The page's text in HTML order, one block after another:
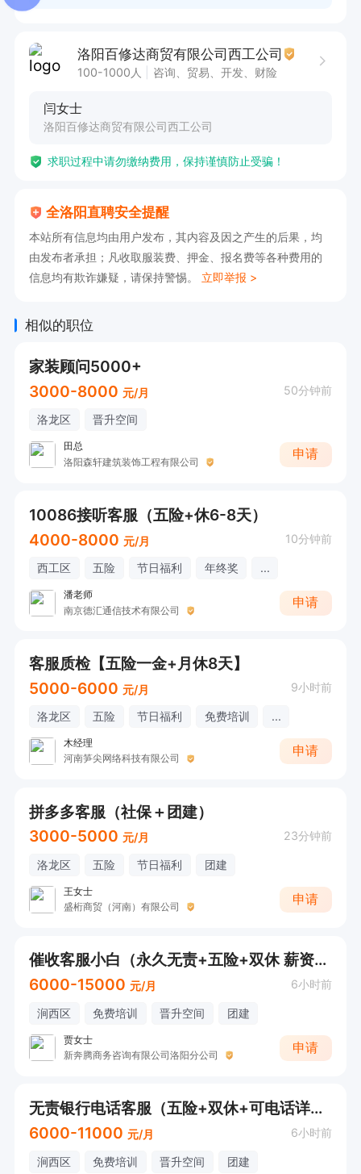
洛阳百修达商贸有限公司西工公司
100-1000人 咨询、贸易、开发、财险
闫女士
洛阳百修达商贸有限公司西工公司
求职过程中请勿缴纳费用，保持谨慎防止受骗！
全洛阳直聘安全提醒
本站所有信息均由用户发布，其内容及因之产生的后果，均
由发布者承担；凡收取服装费、押金、报名费等各种费用的
信息均有欺诈嫌疑，请保持警惕。 立即举报 >
相似的职位
家装顾问5000+
3000-8000 元/月 50分钟前
洛龙区 晋升空间
田总
洛阳森轩建筑装饰工程有限公司
申请
10086接听客服（五险+休6-8天）
4000-8000 元/月 10分钟前
西工区 五险 节日福利 年终奖 ...
潘老师
南京德汇通信技术有限公司
申请
客服质检【五险一金+月休8天】
5000-6000 元/月 9小时前
洛龙区 五险 节日福利 免费培训 ...
木经理
河南笋尖网络科技有限公司
申请
拼多多客服（社保＋团建）
3000-5000 元/月 23分钟前
洛龙区 五险 节日福利 团建
王女士
盛桁商贸（河南）有限公司
申请
催收客服小白（永久无责+五险+双休 薪资8K+)
6000-15000 元/月 6小时前
涧西区 免费培训 晋升空间 团建
贾女士
新奔腾商务咨询有限公司洛阳分公司
申请
无责银行电话客服（五险+双休+可电话详询）
6000-11000 元/月 6小时前
涧西区 免费培训 晋升空间 团建